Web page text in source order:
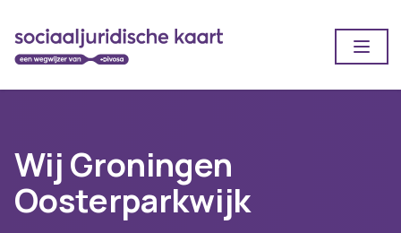
Wij Groningen
Oosterparkwijk